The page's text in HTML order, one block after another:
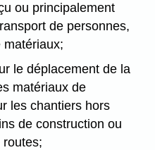
ou principalement
de personnes,
matériaux;
le déplacement de la
matériaux de
les chantiers hors
de construction ou
routes;